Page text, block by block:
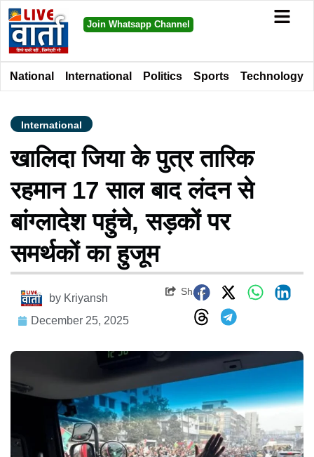
Join Whatsapp Channel
National International Politics Sports Technology
International
खालिदा जिया के पुत्र तारिक
रहमान 17 साल बाद लंदन से
बांग्लादेश पहुंचे, सड़कों पर
समर्थकों का हुजूम
by Kriyansh
December 25, 2025
Share